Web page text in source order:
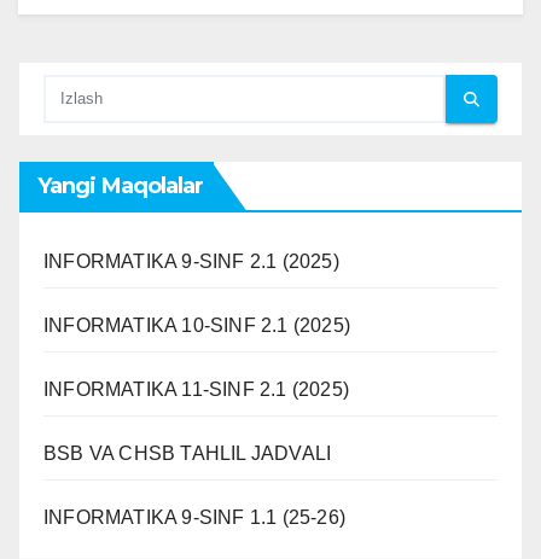
Yangi Maqolalar
INFORMATIKA 9-SINF 2.1 (2025)
INFORMATIKA 10-SINF 2.1 (2025)
INFORMATIKA 11-SINF 2.1 (2025)
BSB VA CHSB TAHLIL JADVALI
INFORMATIKA 9-SINF 1.1 (25-26)